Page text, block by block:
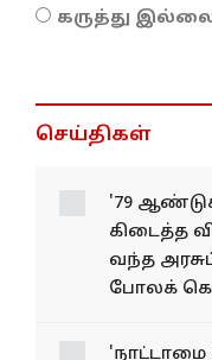
கருத்து
செய்திகள்
'79
கிடைத்த
வந்த
போலக்
'நாட்டாமை